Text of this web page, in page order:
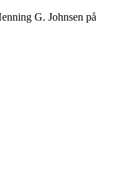
G. Johnsen på